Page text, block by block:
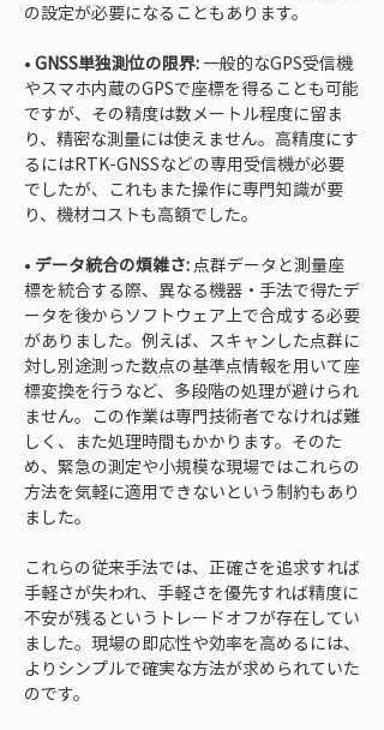
• GNSS単独測位の限界: 一般的なGPS受信機
やスマホ内蔵のGPSで座標を得ることも可能
ですが、その精度は数メートル程度に留ま
り、精密な測量には使えません。高精度にす
るにはRTK-GNSSなどの専用受信機が必要
でしたが、これもまた操作に専門知識が要
• データ統合の煩雑さ: 点群データと測量座
標を統合する際、異なる機器・手法で得たデ
ータを後からソフトウェア上で合成する必要
がありました。例えば、スキャンした点群に
対し別途測った数点の基準点情報を用いて座
標変換を行うなど、多段階の処理が避けられ
ません。この作業は専門技術者でなければ難
しく、また処理時間もかかります。そのた
め、緊急の測定や小規模な現場ではこれらの
方法を気軽に適用できないという制約もあり
ました。
これらの従来手法では、正確さを追求すれば
手軽さが失われ、手軽さを優先すれば精度に
不安が残るというトレードオフが存在してい
ました。現場の即応性や効率を高めるには、
よりシンプルで確実な方法が求められていた
のです。